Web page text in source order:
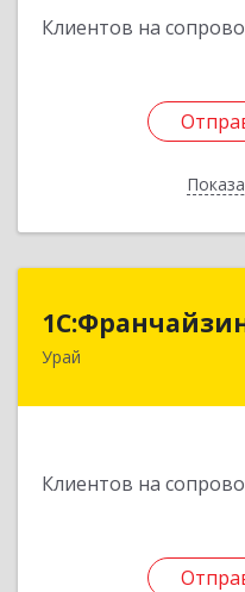
Клиентов на
Урай
Клиентов на
628284, Ханты-